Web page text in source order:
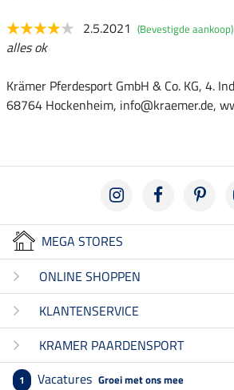
2.5.2021 (Bevestigde aankoop)
alles ok
Krämer Pferdesport GmbH & Co. KG, 4.
68764 Hockenheim, info@kraemer.de,
MEGA STORES
ONLINE SHOPPEN
KLANTENSERVICE
KRAMER PAARDENSPORT
1 Vacatures Groei met ons mee